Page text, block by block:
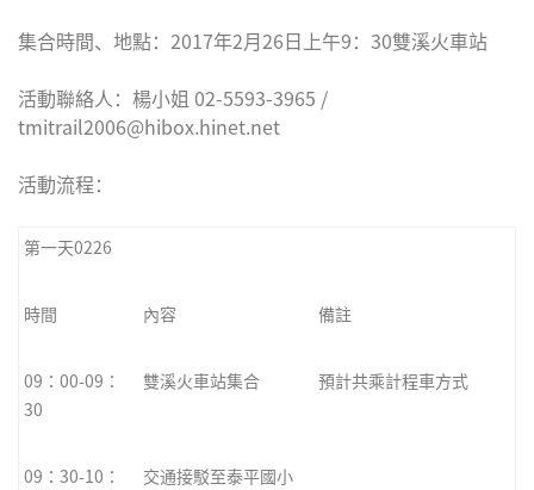
集合時間、地點：2017年2月26日上午9：30雙溪火車站
活動聯絡人：楊小姐 02-5593-3965 /
tmitrail2006@hibox.hinet.net
活動流程：
第一天0226
時間 內容 備註
09：00-09：
30
雙溪火車站集合 預計共乘計程車方式
09：30-10：
交通接駁至泰平國小